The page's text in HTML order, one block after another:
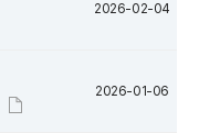
2026-02-04
2026-01-06